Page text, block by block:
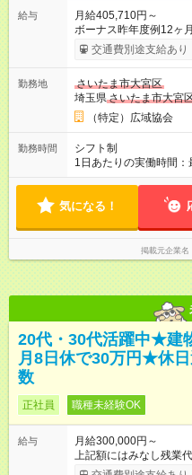
給与
月給405,710円～
ボーナス昨年度例12ヶ
×12ヶ月＋賞与＝年収
年度実績)三月末支給
は、時給1200円(講義
利用者自宅での見学) ・
険・労災保険） ・職場
ソリン代） 【試用期間】試用期間あり 試用期間の長さ：3ヶ月
雇用形態、給与は本採
交通費別途支給あり
勤務地
さいたま市大宮区
埼玉県さいたま市大宮
（特定）広域協会
勤務時間
シフト制
1日あたりの実働時間
3日勤務 例１ （１）９
憩７h） 例２ （１）９
憩７h）
気になる！
掲載元企業名
20代・30代活躍中★建
月8日休で30万円★休
数
正社員 職種未経験OK
給与
月給300,000円～
上記額にはみなし残業
ます。 みなし残業代